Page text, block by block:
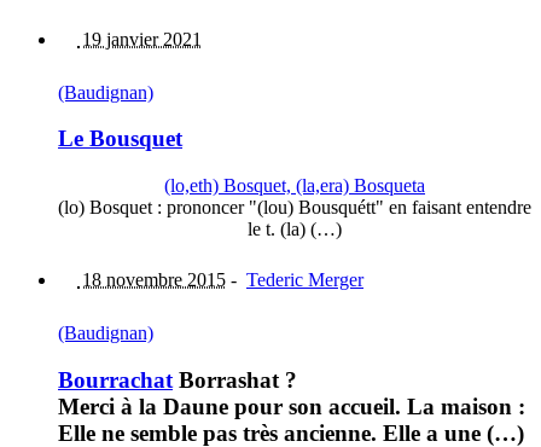
19 janvier 2021
(Baudignan)
Le Bousquet
(lo,eth) Bosquet, (la,era) Bosqueta
(lo) Bosquet : prononcer "(lou) Bousquétt" en faisant entendre
le t. (la) (…)
18 novembre 2015 - Tederic Merger
(Baudignan)
Bourrachat Borrashat ?
Merci à la Daune pour son accueil. La maison :
Elle ne semble pas très ancienne. Elle a une (…)